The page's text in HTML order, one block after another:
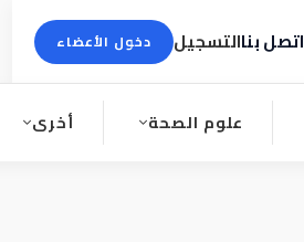
اتصل بناالتسجيل دخول الأعضاء
علوم الصحة أخرى